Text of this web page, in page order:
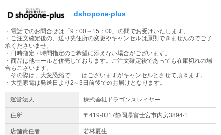
大型商品（梱包サイズ合計が260cmもしくは50kg以上）はヤマトホ
ームコンビニエンスでの配送となります。配送業者より到着時間の
ご連絡が当日午前中にございます。
大型家電をご購入のお客様へ
大型商品は原則日時指定不可となります。配送日のご入力は希望日
となります。地域によってはご希望に添えない場合もございます。
ご容赦ください。 ※大型商品配送不可地域：沖縄、その他離島地域
dshopone-plus
・電話でのお問合せは「9：00～15：00」の間でお受けいたします。
・ご注文確定後の、送り先住所の変更やキャンセルは原則できませんのでご了
承くださいませ。
・日時指定・時間指定のご希望に添えない場合がございます。
・商品は他モールと併売しております。ご注文確定後であっても在庫切れの場
合もございます。
その際は、大変恐縮で はございますがキャンセルとさせて頂きます。
・大型家電は発送日より2～3日前後でのお届けとなります。
運営法人 株式会社ドラゴンスレイヤー
住所 〒419-0317静岡県富士宮市内房3894-1
店舗責任者 若林夏生